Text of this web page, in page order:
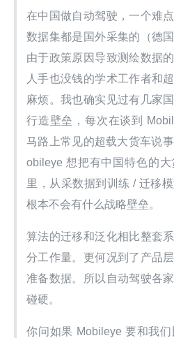
在中国做自动驾驶，一个难
数据集都是国外采集的（德
由于政策原因导致测绘数据
人手也没钱的学术工作者和
麻烦。我也确实见过有几家
行造壁垒，每次在谈到
马路上常见的超载大货车说
obileye 想把有中国特色的
里，从采数据到训练 / 迁移
根本不会有什么战略壁垒。
算法的迁移和泛化相比整套
分工作量。更何况到了产品
准备数据。所以自动驾驶各
碰硬。
你问如果 Mobileye 要和我